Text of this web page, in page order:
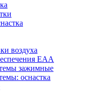
воздуха
EAA
зажимные
оснастка